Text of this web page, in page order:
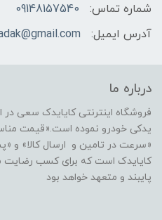
شماره تماس:
09148157540
آدرس ایمیل:
درباره ما
فروشگاه اینترنتی کایایدک سعی در
یدکی خودرو نموده است.«قیمت
«سرعت در تامین و ارسال کالا» و
کایایدک است که برای کسب رضایت
پایبند و متعهد خواهد بود